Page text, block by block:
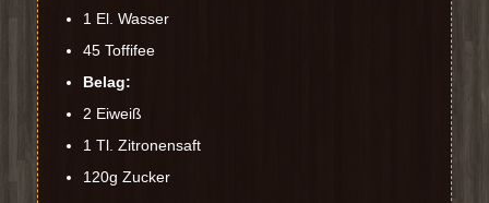
1 El. Wasser
45 Toffifee
Belag:
2 Eiweiß
1 Tl. Zitronensaft
120g Zucker